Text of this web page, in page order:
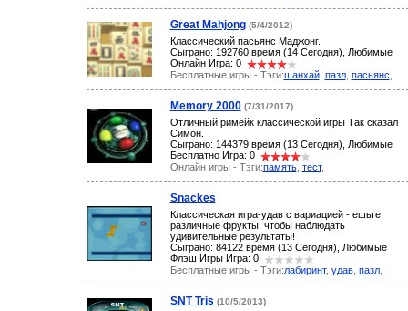
Great Mahjong (5/4/2012)
Классический пасьянс Маджонг.
Сыграно: 192760 время (14 Сегодня), Любимые
Онлайн Игра: 0
Бесплатные игры - Тэги:шанхай, пазл, пасьянс
Memory 2000 (7/31/2017)
Отличный римейк классической игры Так сказал
Симон.
Сыграно: 144379 время (13 Сегодня), Любимые
Бесплатно Игра: 0
Онлайн игры - Тэги:память, тест,
Snackes
Классическая игра-удав с вариацией - ешьте
различные фрукты, чтобы наблюдать
удивительные результаты!
Сыграно: 84122 время (13 Сегодня), Любимые
Флэш Игры Игра: 0
Бесплатные игры - Тэги:лабиринт, удав, пазл,
SNT Tris (10/5/2013)